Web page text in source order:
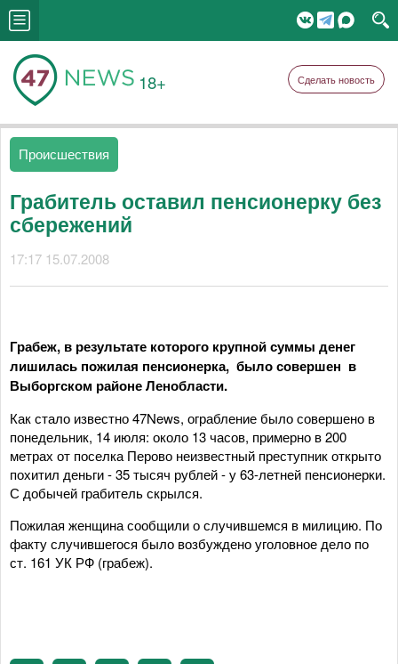
18+ Сделать новость
Происшествия
Грабитель оставил пенсионерку без
сбережений
17:17 15.07.2008
Грабеж, в результате которого крупной суммы денег
лишилась пожилая пенсионерка, было совершен в
Выборгском районе Ленобласти.
Как стало известно 47News, ограбление было совершено в
понедельник, 14 июля: около 13 часов, примерно в 200
метрах от поселка Перово неизвестный преступник открыто
похитил деньги - 35 тысяч рублей - у 63-летней пенсионерки.
С добычей грабитель скрылся.
Пожилая женщина сообщили о случившемся в милицию. По
факту случившегося было возбуждено уголовное дело по
ст. 161 УК РФ (грабеж).